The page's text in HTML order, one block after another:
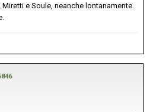
e Soule, neanche lontanamente.